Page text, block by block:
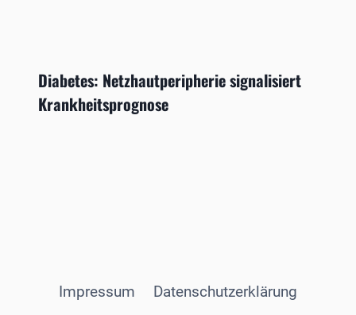
Diabetes: Netzhautperipherie signalisiert
Krankheitsprognose
Impressum Datenschutzerklärung